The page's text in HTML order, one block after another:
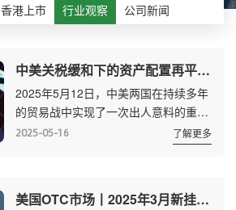
香港上市 行业观察 公司新闻
中美关税缓和下的资产配置再平衡：短期乐观与长期风险的平衡之道
2025年5月12日，中美两国在持续多年
的贸易战中实现了一次出人意料的重大
突破，双方同意在首阶段90天内大幅削
2025-05-16 了解更多
美国OTC市场丨2025年3月新挂牌及转板(升主板)数据